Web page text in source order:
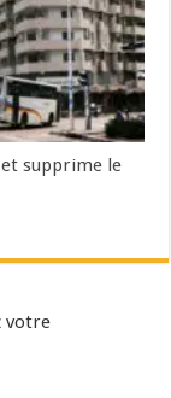
et supprime le
votre